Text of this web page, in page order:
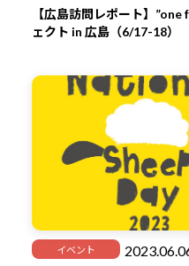
【広島訪問レポート】”one
ェクト in 広島（6/17-18）
イベント